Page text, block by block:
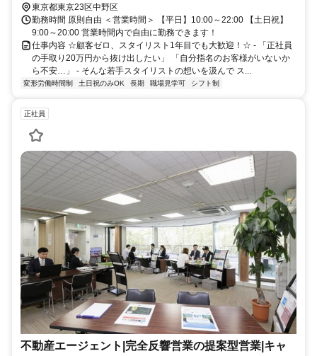
東京都東京23区中野区
勤務時間 原則自由 ＜営業時間＞ 【平日】10:00～22:00 【土日祝】
9:00～20:00 営業時間内で自由に勤務できます！
仕事内容 ☆顧客ゼロ、スタイリスト1年目でも大歓迎！☆ - 「正社員
の手取り20万円から抜け出したい」 「自分指名のお客様がいないか
ら不安…」 - そんな若手スタイリストの想いを汲んで ス...
変形労働時間制 土日祝のみOK 長期 職場見学可 シフト制
正社員
不動産エージェント|完全反響営業の提案型営業|キャ